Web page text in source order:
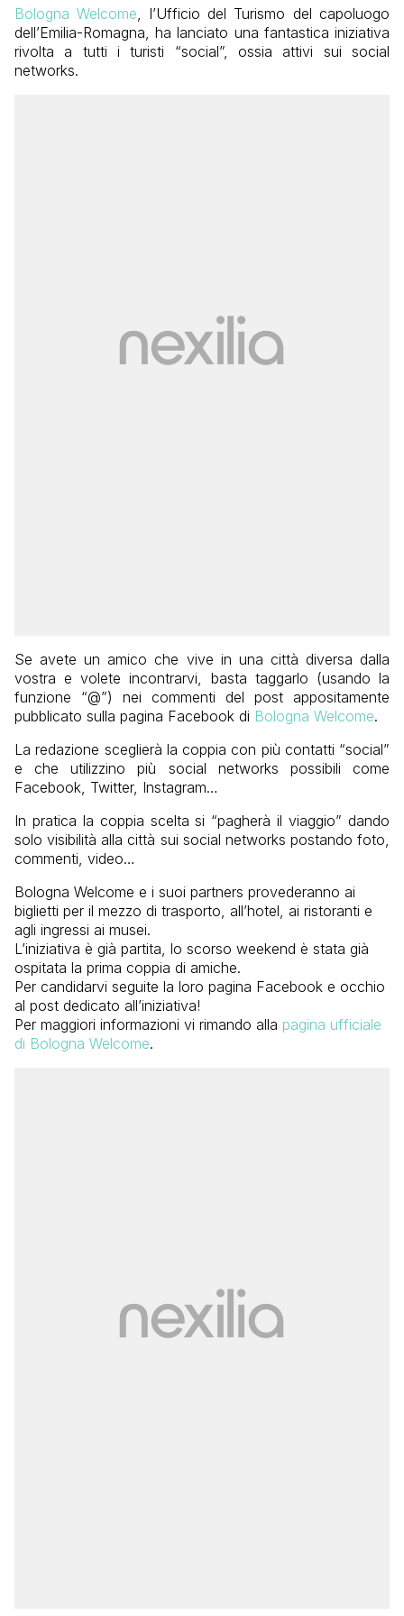
Bologna Welcome , l’Ufficio del Turismo del capoluogo
dell’Emilia-Romagna, ha lanciato una fantastica iniziativa
rivolta a tutti i turisti “social”, ossia attivi sui social
networks.
Se avete un amico che vive in una città diversa dalla
vostra e volete incontrarvi, basta taggarlo (usando la
funzione “@”) nei commenti del post appositamente
pubblicato sulla pagina Facebook di Bologna Welcome.
La redazione sceglierà la coppia con più contatti “social”
e che utilizzino più social networks possibili come
Facebook, Twitter, Instagram…
In pratica la coppia scelta si “pagherà il viaggio” dando
solo visibilità alla città sui social networks postando foto,
commenti, video…
Bologna Welcome e i suoi partners provederanno ai
biglietti per il mezzo di trasporto, all’hotel, ai ristoranti e
agli ingressi ai musei.
L’iniziativa è già partita, lo scorso weekend è stata già
ospitata la prima coppia di amiche.
Per candidarvi seguite la loro pagina Facebook e occhio
al post dedicato all’iniziativa!
Per maggiori informazioni vi rimando alla pagina ufficiale
di Bologna Welcome.